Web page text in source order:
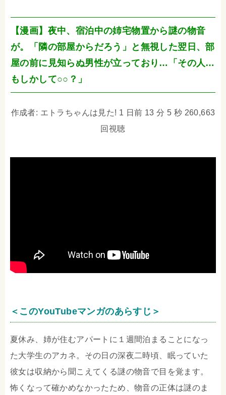
【漫画】夜中、宿泊中の姉宅物置から謎の物音
が。「隣の部屋からだろう」と無視した翌日、部
屋の前に見知らぬ男性が立っており…「その人…
もしかして○○？」
作成者: エトラちゃんは見た! 1 日前 13 分 5 秒 260,663
回視聴
＜このYouTubeマンガのあらすじ＞
夏休み、姉が住むアパートに１週間泊まることになっ
た大学生のアカネ。その日の深夜二時頃、眠っていた
彼女は収納から聞こえてくる謎の物音で目を覚ます。
怖くなって確かめなかったため、物音の正体は謎のま